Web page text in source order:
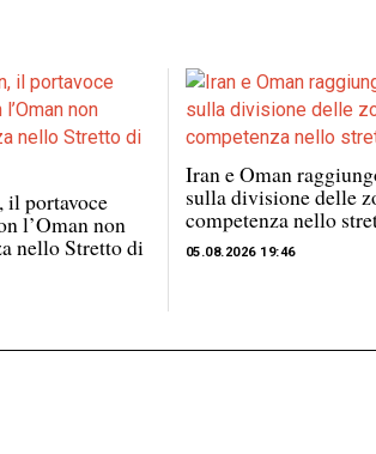
il portavoce
l’Oman non
nello Stretto di
Iran e Oman
sulla divisione delle
competenza nello
05.08.2026 19:46